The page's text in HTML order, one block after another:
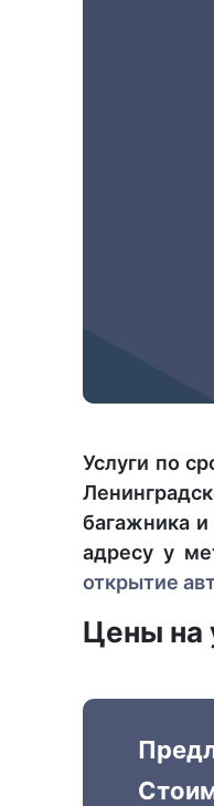
Услуги по
багажника
адресу у
открытие
Цены на